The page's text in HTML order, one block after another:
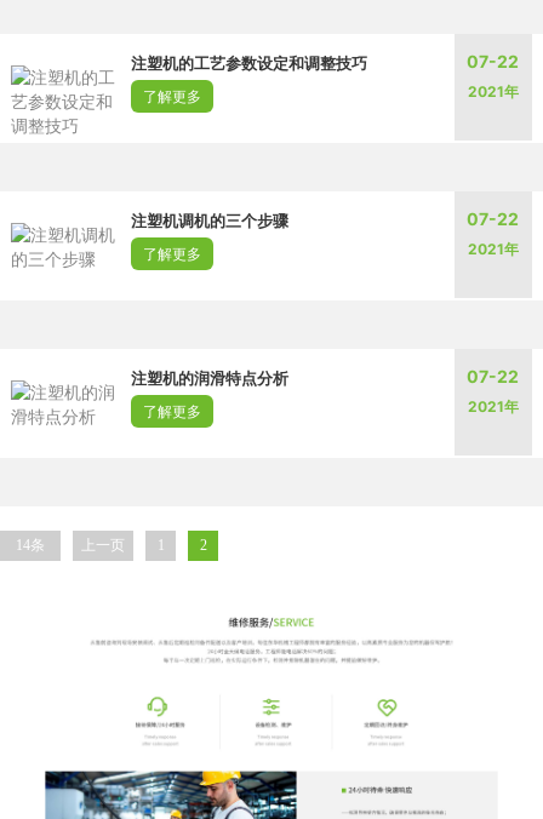
注塑机的工艺参数设定和调整技巧
了解更多
07-22
2021年
注塑机调机的三个步骤
了解更多
07-22
2021年
注塑机的润滑特点分析
了解更多
07-22
2021年
14条 上一页 1 2